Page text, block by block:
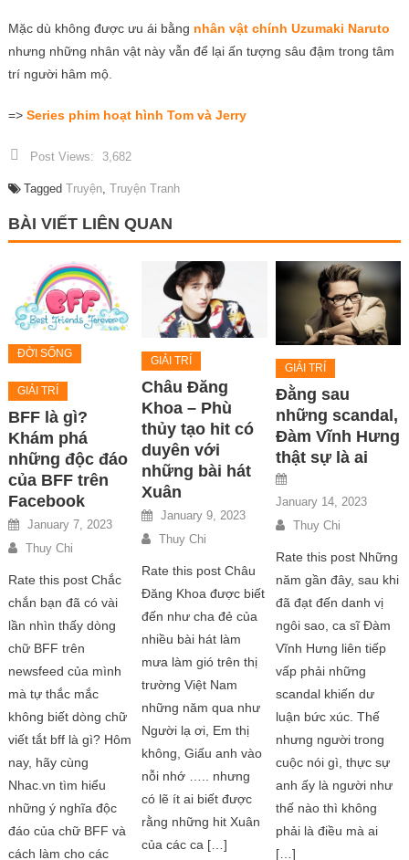
Mặc dù không được ưu ái bằng nhân vật chính Uzumaki Naruto
nhưng những nhân vật này vẫn để lại ấn tượng sâu đậm trong tâm
trí người hâm mộ.
=> Series phim hoạt hình Tom và Jerry
Post Views: 3,682
Tagged Truyện, Truyện Tranh
BÀI VIẾT LIÊN QUAN
ĐỜI SỐNG
GIẢI TRÍ
BFF là gì?
Khám phá
những độc đáo
của BFF trên
Facebook
January 7, 2023
Thuy Chi
Rate this post Chắc
chắn bạn đã có vài
lần nhìn thấy dòng
chữ BFF trên
newsfeed của mình
mà tự thắc mắc
không biết dòng chữ
viết tắt bff là gì? Hôm
nay, hãy cùng
Nhac.vn tìm hiểu
những ý nghĩa độc
đáo của chữ BFF và
cách làm cho các
GIẢI TRÍ
Châu Đăng
Khoa – Phù
thủy tạo hit có
duyên với
những bài hát
Xuân
January 9, 2023
Thuy Chi
Rate this post Châu
Đăng Khoa được biết
đến như cha đẻ của
nhiều bài hát làm
mưa làm gió trên thị
trường Việt Nam
những năm qua như
Người lạ ơi, Em thị
không, Giấu anh vào
nỗi nhớ ….. nhưng
có lẽ ít ai biết được
rằng những hit Xuân
của các ca […]
GIẢI TRÍ
Đằng sau
những scandal,
Đàm Vĩnh Hưng
thật sự là ai
January 14, 2023
Thuy Chi
Rate this post Những
năm gần đây, sau khi
đã đạt đến danh vị
ngôi sao, ca sĩ Đàm
Vĩnh Hưng liên tiếp
vấp phải những
scandal khiến dư
luận bức xúc. Thế
nhưng người trong
cuộc nói gì, thực sự
anh ấy là người như
thế nào thì không
phải là điều mà ai
[…]